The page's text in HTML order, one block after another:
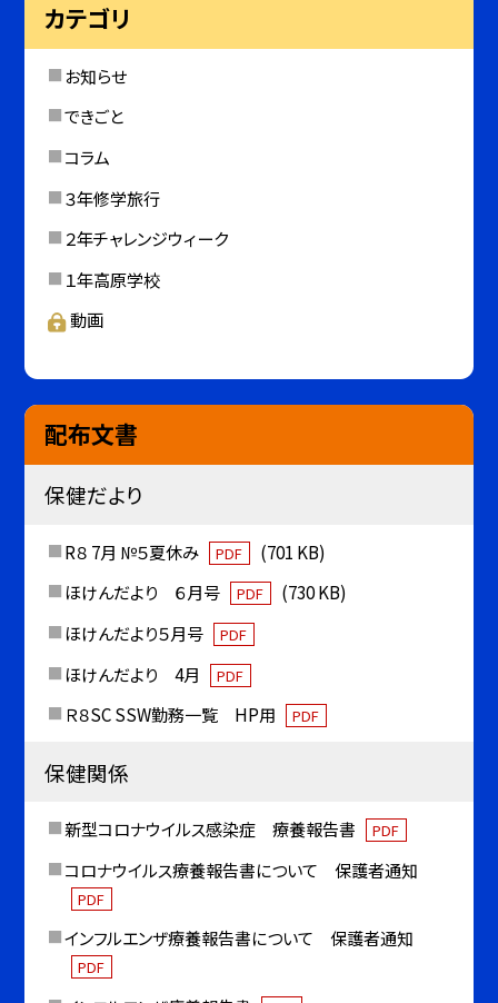
カテゴリ
お知らせ
できごと
コラム
３年修学旅行
２年チャレンジウィーク
１年高原学校
動画
配布文書
保健だより
R８ 7月 №５夏休み PDF
(701 KB)
ほけんだより ６月号
PDF
(730 KB)
ほけんだより５月号
PDF
ほけんだより 4月 PDF
Ｒ８SC SSW勤務一覧 HP用 PDF
保健関係
新型コロナウイルス感染症 療養報告書 PDF
コロナウイルス療養報告書について 保護者通知
PDF
インフルエンザ療養報告書について 保護者通知
PDF